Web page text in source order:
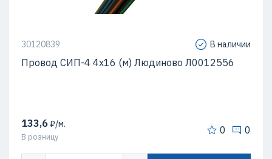
30120839 В наличии
Провод СИП-4 4х16 (м) Людиново Л0012556
133,6₽/м.
В розницу
0 0